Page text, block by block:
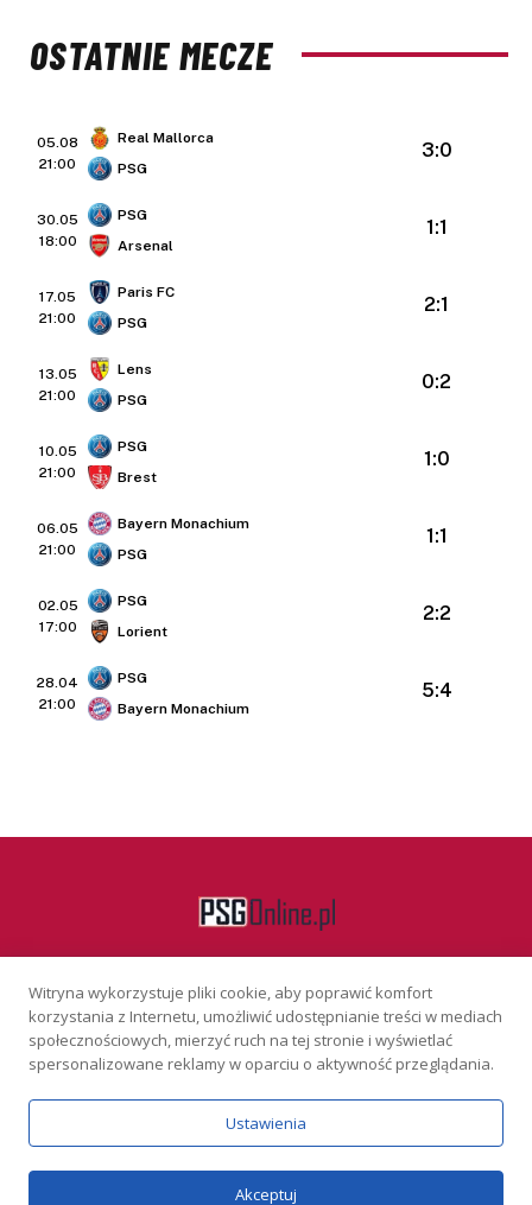
OSTATNIE MECZE
05.08
21:00
Real Mallorca
PSG
3:0
30.05
18:00
PSG
Arsenal
1:1
17.05
21:00
Paris FC
PSG
2:1
13.05
21:00
Lens
PSG
0:2
10.05
21:00
PSG
Brest
1:0
06.05
21:00
Bayern Monachium
PSG
1:1
02.05
17:00
PSG
Lorient
2:2
28.04
21:00
PSG
Bayern Monachium
5:4
Facebook
KONTAKT REKLAMA POLITYKA PRYWATNOŚCI
Serwis wyłącznie dla osób powyżej 18 lat. Hazard może uzależniać.
Graj odpowiedzialnie.Szczegóły
Copyright © 2026 PSGonline.pl
Witryna wykorzystuje pliki cookie, aby poprawić komfort
korzystania z Internetu, umożliwić udostępnianie treści w mediach
społecznościowych, mierzyć ruch na tej stronie i wyświetlać
spersonalizowane reklamy w oparciu o aktywność przeglądania.
Ustawienia
Akceptuj